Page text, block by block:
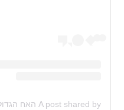
A post shared by האח הגדול (@bigbrotherisrael)